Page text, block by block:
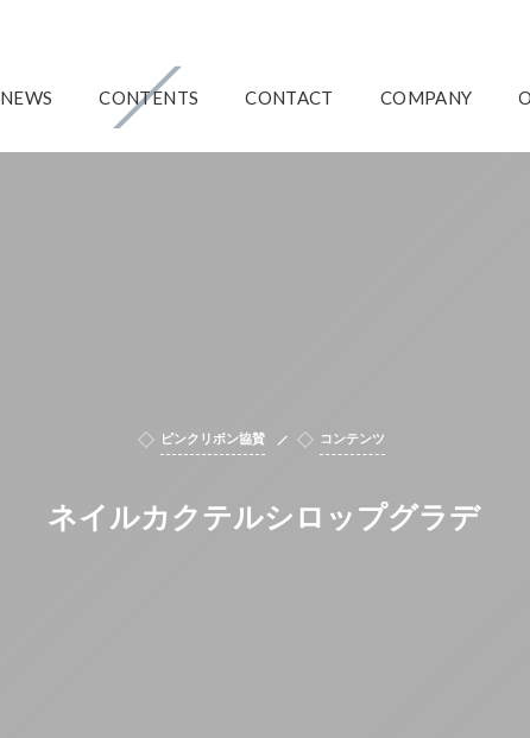
NEWS CONTENTS CONTACT COMPANY
ピンクリボン協賛 コンテンツ
ネイルカクテルシロップグラデ